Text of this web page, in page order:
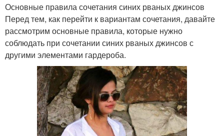
Основные правила сочетания синих рваных джинсов
Перед тем, как перейти к вариантам сочетания, давайте
рассмотрим основные правила, которые нужно
соблюдать при сочетании синих рваных джинсов с
другими элементами гардероба.